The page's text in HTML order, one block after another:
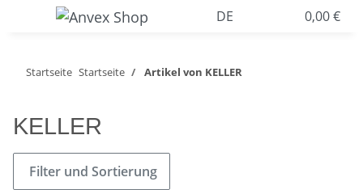
DE 0,00 €
Startseite Startseite Artikel von KELLER
KELLER
Filter und Sortierung